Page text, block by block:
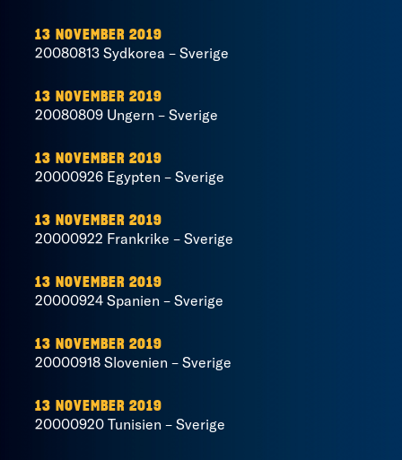
13 NOVEMBER 2019
20080813 Sydkorea – Sverige
13 NOVEMBER 2019
20080809 Ungern – Sverige
13 NOVEMBER 2019
20000926 Egypten – Sverige
13 NOVEMBER 2019
20000922 Frankrike – Sverige
13 NOVEMBER 2019
20000924 Spanien – Sverige
13 NOVEMBER 2019
20000918 Slovenien – Sverige
13 NOVEMBER 2019
20000920 Tunisien – Sverige